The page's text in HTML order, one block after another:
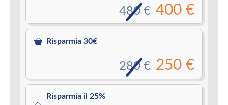
400 €
480 €
Risparmia 30€
250 €
280 €
Risparmia il 25%